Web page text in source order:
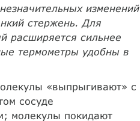
изменений
стержень. Для
расширяется сильнее
термометры удобны в
«выпрыгивают» с
сосуде
молекулы покидают